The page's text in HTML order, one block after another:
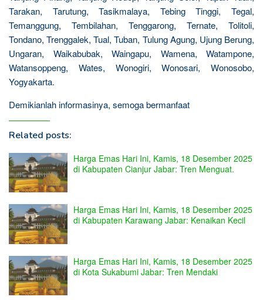
Tarakan, Tarutung, Tasikmalaya, Tebing Tinggi, Tegal,
Temanggung, Tembilahan, Tenggarong, Ternate, Tolitoli,
Tondano, Trenggalek, Tual, Tuban, Tulung Agung, Ujung Berung,
Ungaran, Waikabubak, Waingapu, Wamena, Watampone,
Watansoppeng, Wates, Wonogiri, Wonosari, Wonosobo,
Yogyakarta.
Demikianlah informasinya, semoga bermanfaat
Related posts:
Harga Emas Hari Ini, Kamis, 18 Desember 2025
di Kabupaten Cianjur Jabar: Tren Menguat.
Harga Emas Hari Ini, Kamis, 18 Desember 2025
di Kabupaten Karawang Jabar: Kenaikan Kecil
Harga Emas Hari Ini, Kamis, 18 Desember 2025
di Kota Sukabumi Jabar: Tren Mendaki